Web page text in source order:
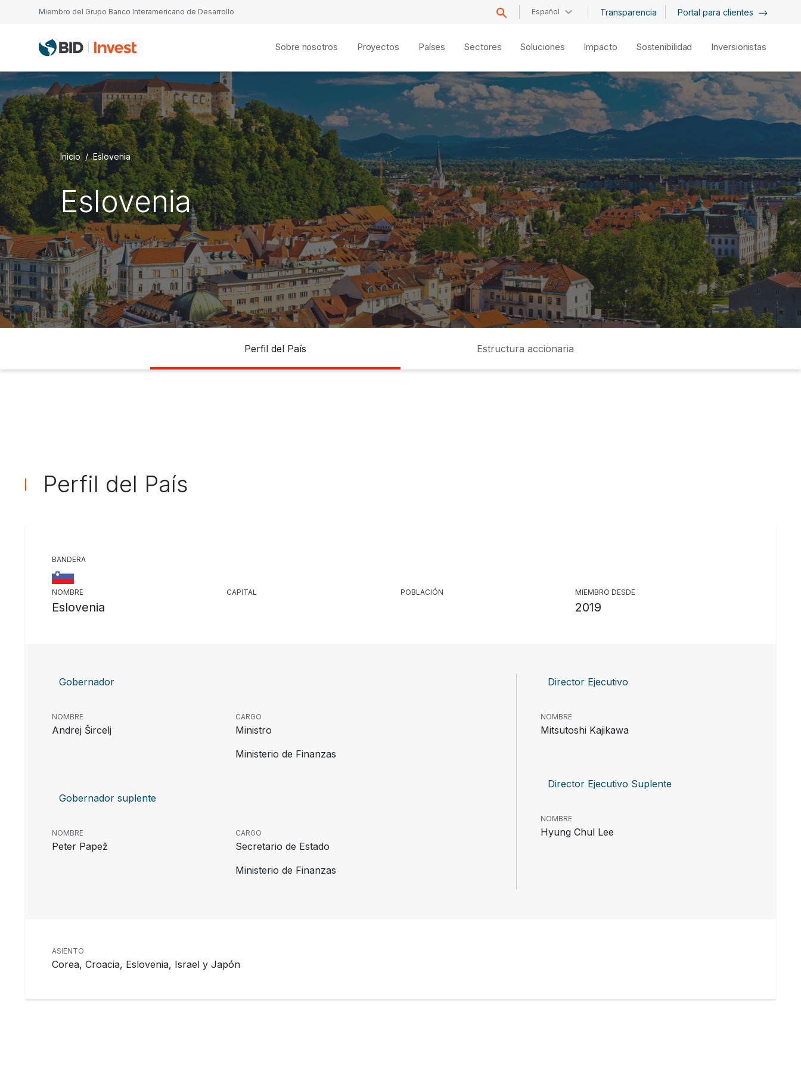
Pasar al contenido principal
Miembro del Grupo Banco Interamericano de Desarrollo Español Transparencia Portal para clientes
Sobre nosotros Proyectos Países Sectores Soluciones Impacto Sostenibilidad Inversionistas
Inicio Eslovenia
Eslovenia
Perfil del País Estructura accionaria
Perfil del País
BANDERA
NOMBRE
Eslovenia
CAPITAL POBLACIÓN MIEMBRO DESDE
2019
Gobernador
NOMBRE
Andrej Šircelj
CARGO
Ministro
Ministerio de Finanzas
Gobernador suplente
NOMBRE
Peter Papež
CARGO
Secretario de Estado
Ministerio de Finanzas
Director Ejecutivo
NOMBRE
Mitsutoshi Kajikawa
Director Ejecutivo Suplente
NOMBRE
Hyung Chul Lee
ASIENTO
Corea, Croacia, Eslovenia, Israel y Japón